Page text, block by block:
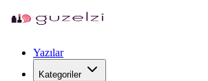
Yazılar
Kategoriler